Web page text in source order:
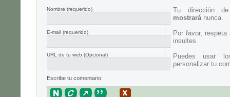
Nombre (requerido)
E-mail (requerido)
URL de tu web (Opcional)
Tu dirección
mostraránunca.
Por favor,
insultes.
Puedes usar
personalizar tu
Escribe tu comentario: